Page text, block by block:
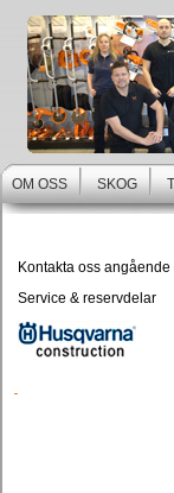
OM OSS SKOG
Kontakta oss
Service & reservdelar